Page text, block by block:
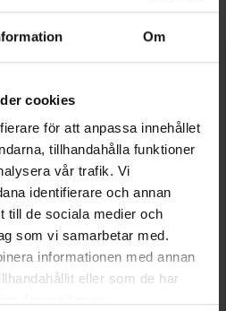
Om
cookies
för att anpassa innehållet
tillhandahålla funktioner
vår trafik. Vi
identifierare och annan
till de sociala medier och
som vi samarbetar med.
informationen med annan
eller som de har
auch
Dogman Lieblingssnack 750 g